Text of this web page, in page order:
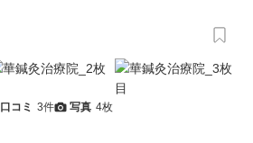
口コミ 3件 写真 4枚